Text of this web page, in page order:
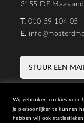
3155 DE Maasland
T. 010 59 104 05
E.
STUUR EEN
Wij gebruiken cookies voor
je persoonlijker te kunnen
hebben wij ook